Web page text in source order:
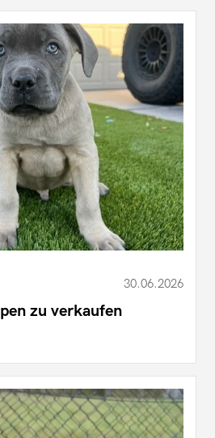
30.06.2026
zu verkaufen